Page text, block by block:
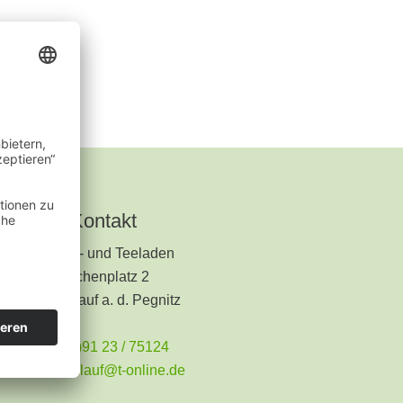
Kontakt
Kräuter- und Teeladen
Kirchenplatz 2
91207 Lauf a. d. Pegnitz
+49 (0)91 23 / 75124
teeladen.lauf@t-online.de